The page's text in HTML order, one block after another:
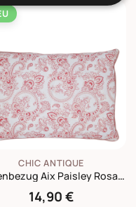
CHIC ANTIQUE
Kissenbezug Aix Paisley Rosa Weiß 35x50 cm
14,90 €